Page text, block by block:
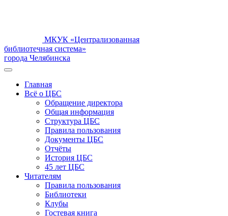
МКУК «Централизованная
библиотечная система»
города Челябинска
Главная
Всё о ЦБС
Обращение директора
Общая информация
Структура ЦБС
Правила пользования
Документы ЦБС
Отчёты
История ЦБС
45 лет ЦБС
Читателям
Правила пользования
Библиотеки
Клубы
Гостевая книга